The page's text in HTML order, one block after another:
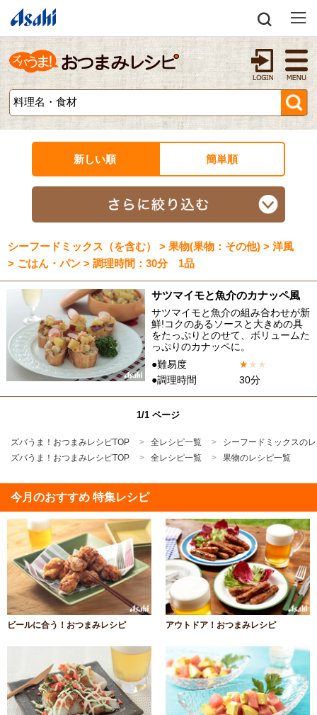
新しい順 簡単順
シーフードミックス（を含む） > 果物(果物：その他) > 洋風
> ごはん・パン > 調理時間：30分 1品
サツマイモと魚介のカナッペ風
サツマイモと魚介の組み合わせが新
鮮!コクのあるソースと大きめの具
をたっぷりとのせて、ボリュームた
っぷりのカナッペに。
●難易度
★★ ★
●調理時間
30分
1/1 ページ
ズバうま！おつまみレシピTOP 全レシピ一覧
シーフードミックスの
ズバうま！おつまみレシピTOP
全レシピ一覧 果物のレシピ一覧
今月のおすすめ 特集レシピ
ビールに合う！おつまみレシピ アウトドア！おつまみレシピ